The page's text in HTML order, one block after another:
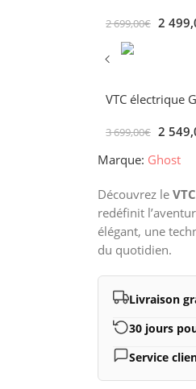
2 699,00€ 2
VTC électrique
3 699,00€ 2
Marque: Ghost
Découvrez le
redéfinit
élégant, une
du quotidien.
Livraison
30 jours
Service